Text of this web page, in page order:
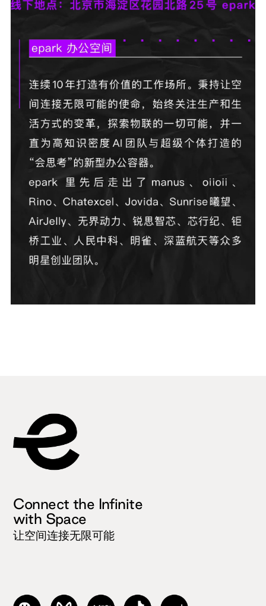
Connect the Infinite
with Space
让空间连接无限可能